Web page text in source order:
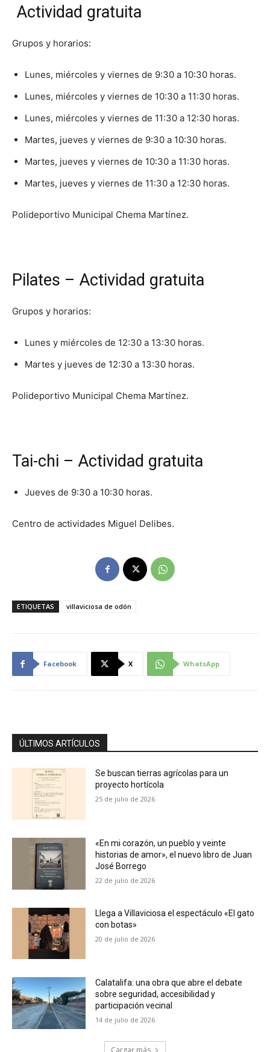
Actividad gratuita
Grupos y horarios:
Lunes, miércoles y viernes de 9:30 a 10:30 horas.
Lunes, miércoles y viernes de 10:30 a 11:30 horas.
Lunes, miércoles y viernes de 11:30 a 12:30 horas.
Martes, jueves y viernes de 9:30 a 10:30 horas.
Martes, jueves y viernes de 10:30 a 11:30 horas.
Martes, jueves y viernes de 11:30 a 12:30 horas.
Polideportivo Municipal Chema Martínez.
Pilates – Actividad gratuita
Grupos y horarios:
Lunes y miércoles de 12:30 a 13:30 horas.
Martes y jueves de 12:30 a 13:30 horas.
Polideportivo Municipal Chema Martínez.
Tai-chi – Actividad gratuita
Jueves de 9:30 a 10:30 horas.
Centro de actividades Miguel Delibes.
ETIQUETAS villaviciosa de odón
Facebook X WhatsApp
ÚLTIMOS ARTÍCULOS
Se buscan tierras agrícolas para un
proyecto hortícola
25 de julio de 2026
«En mi corazón, un pueblo y veinte
historias de amor», el nuevo libro de Juan
José Borrego
22 de julio de 2026
Llega a Villaviciosa el espectáculo «El gato
con botas»
20 de julio de 2026
Calatalifa: una obra que abre el debate
sobre seguridad, accesibilidad y
participación vecinal
14 de julio de 2026
Cargar más